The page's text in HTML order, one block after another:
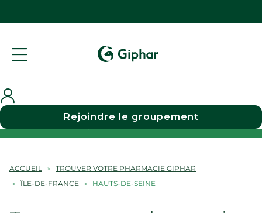
Choisir une pharmacie
Rejoindre le groupement
ACCUEIL
TROUVER VOTRE PHARMACIE GIPHAR
ÎLE-DE-FRANCE
HAUTS-DE-SEINE